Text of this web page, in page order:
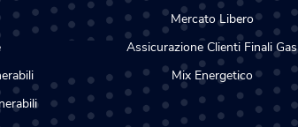
Mercato Libero
Assicurazione Clienti Finali Gas
Mix Energetico